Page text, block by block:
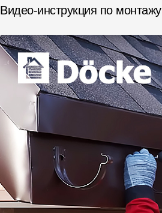
Видео-инструкция по монтажу